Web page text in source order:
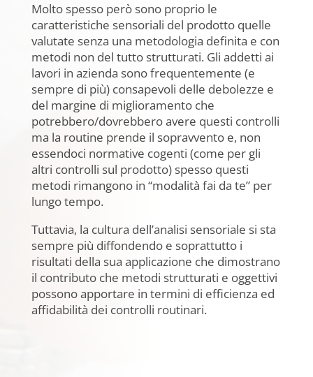
Molto spesso però sono proprio le
caratteristiche sensoriali del prodotto quelle
valutate senza una metodologia definita e con
metodi non del tutto strutturati. Gli addetti ai
lavori in azienda sono frequentemente (e
sempre di più) consapevoli delle debolezze e
del margine di miglioramento che
potrebbero/dovrebbero avere questi controlli
ma la routine prende il sopravvento e, non
essendoci normative cogenti (come per gli
altri controlli sul prodotto) spesso questi
metodi rimangono in “modalità fai da te” per
lungo tempo.
Tuttavia, la cultura dell’analisi sensoriale si sta
sempre più diffondendo e soprattutto i
risultati della sua applicazione che dimostrano
il contributo che metodi strutturati e oggettivi
possono apportare in termini di efficienza ed
affidabilità dei controlli routinari.